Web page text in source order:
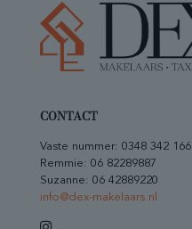
CONTACT
Vaste nummer: 0348 342 166
Remmie: 06 82289887
Suzanne: 06 42889220
info@dex-makelaars.nl